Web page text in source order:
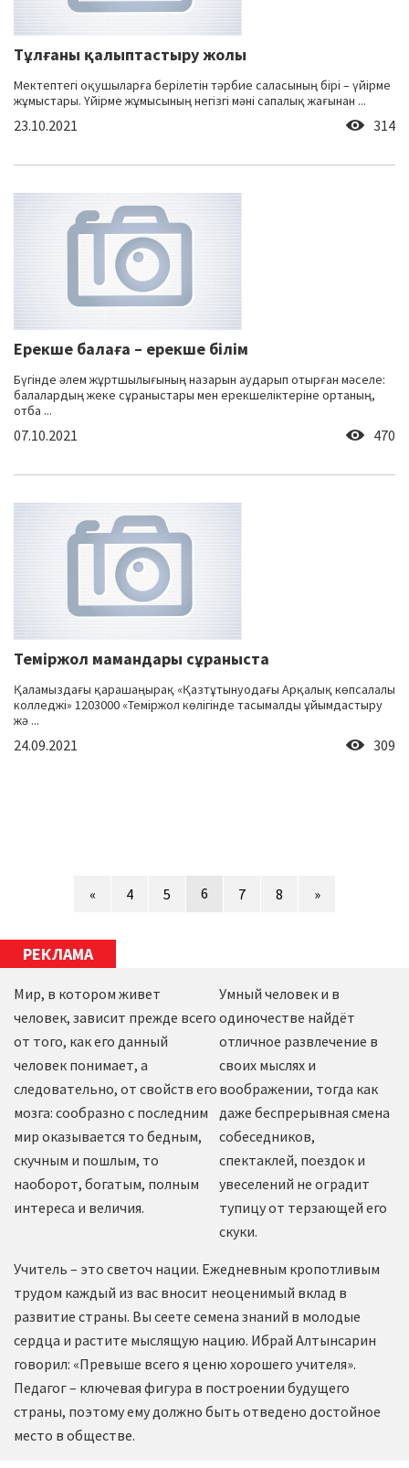
Тұлғаны қалыптастыру жолы
Мектептегі оқушыларға берілетін тәрбие саласының бірі – үйірме
жұмыстары. Үйірме жұмысының негізгі мәні сапалық жағынан ...
23.10.2021 314
Ерекше балаға – ерекше білім
Бүгінде әлем жұртшылығының назарын аударып отырған мәселе:
балалардың жеке сұраныстары мен ерекшеліктеріне ортаның,
отба ...
07.10.2021 470
Теміржол мамандары сұраныста
Қаламыздағы қарашаңырақ «Қазтұтынуодағы Арқалық көпсалалы
колледжі» 1203000 «Теміржол көлігінде тасымалды ұйымдастыру
жә ...
24.09.2021 309
« 4 5 6 7 8 »
РЕКЛАМА
Мир, в котором живет
человек, зависит прежде всего
от того, как его данный
человек понимает, а
следовательно, от свойств его
мозга: сообразно с последним
мир оказывается то бедным,
скучным и пошлым, то
наоборот, богатым, полным
интереса и величия.
Умный человек и в
одиночестве найдёт
отличное развлечение в
своих мыслях и
воображении, тогда как
даже беспрерывная смена
собеседников,
спектаклей, поездок и
увеселений не оградит
тупицу от терзающей его
скуки.
Учитель – это светоч нации. Ежедневным кропотливым
трудом каждый из вас вносит неоценимый вклад в
развитие страны. Вы сеете семена знаний в молодые
сердца и растите мыслящую нацию. Ибрай Алтынсарин
говорил: «Превыше всего я ценю хорошего учителя».
Педагог – ключевая фигура в построении будущего
страны, поэтому ему должно быть отведено достойное
место в обществе.